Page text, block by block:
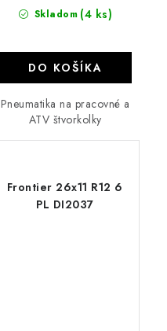
Skladom (4 ks)
DO KOŠÍKA
Pneumatika na pracovné a
ATV štvorkolky
Frontier 26x11 R12 6
PL DI2037